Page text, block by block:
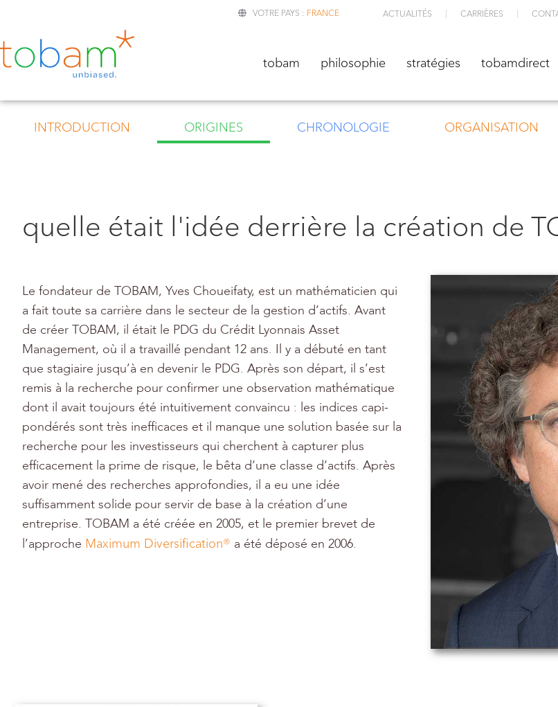
VOTRE PAYS : FRANCE ACTUALITÉS CARRIÈRES
tobam philosophie stratégies tobamdirect
INTRODUCTION ORIGINES CHRONOLOGIE ORGANISATION
quelle était l'idée derrière la création de
Le fondateur de TOBAM, Yves Choueifaty, est un mathématicien qui
a fait toute sa carrière dans le secteur de la gestion d’actifs. Avant
de créer TOBAM, il était le PDG du Crédit Lyonnais Asset
Management, où il a travaillé pendant 12 ans. Il y a débuté en tant
que stagiaire jusqu’à en devenir le PDG. Après son départ, il s’est
remis à la recherche pour confirmer une observation mathématique
dont il avait toujours été intuitivement convaincu : les indices capi-
pondérés sont très inefficaces et il manque une solution basée sur la
recherche pour les investisseurs qui cherchent à capturer plus
efficacement la prime de risque, le bêta d’une classe d’actifs. Après
avoir mené des recherches approfondies, il a eu une idée
suffisamment solide pour servir de base à la création d’une
entreprise. TOBAM a été créée en 2005, et le premier brevet de
l’approche Maximum Diversification® a été déposé en 2006.